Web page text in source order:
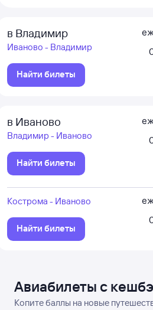
в Владимир
Иваново - Владимир
Найти билеты
в Иваново
Владимир - Иваново
Найти билеты
Кострома - Иваново
Найти билеты
Авиабилеты с
Копите баллы на новые